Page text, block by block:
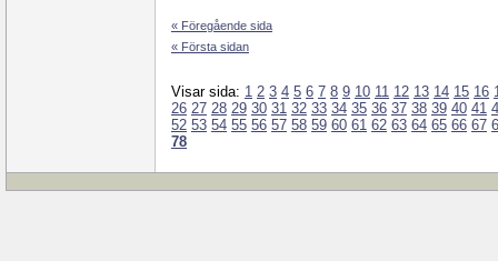
« Föregående sida
« Första sidan
Visar sida: 1 2 3 4 5 6 7 8 9 10 11 12 13 14 15 16
26 27 28 29 30 31 32 33 34 35 36 37 38 39 40 41
52 53 54 55 56 57 58 59 60 61 62 63 64 65 66 67
78